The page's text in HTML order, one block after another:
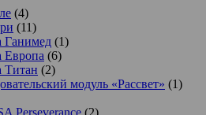
(4)
(11)
Ганимед (1)
Европа (6)
Титан (2)
модуль «Рассвет» (1)